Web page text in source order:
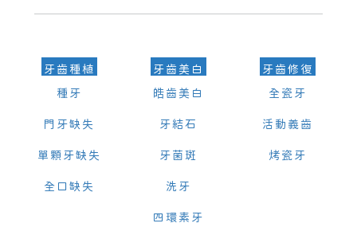
可以，請盡早通過wechat或whatsapp聯絡我們，告知我們你原本預約
牙齒種植
種牙
門牙缺失
單顆牙缺失
全口缺失
牙齒美白
皓齒美白
牙結石
牙菌斑
洗牙
四環素牙
牙齒修復
全瓷牙
活動義齒
烤瓷牙